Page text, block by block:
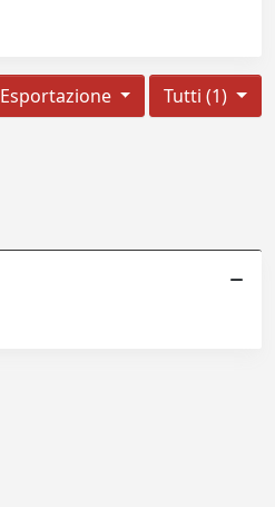
Tutti (1)
Esportazione